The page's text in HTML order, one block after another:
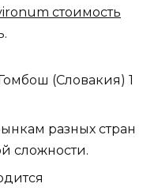
стоимость
(Словакия) 1
разных стран
сложности.